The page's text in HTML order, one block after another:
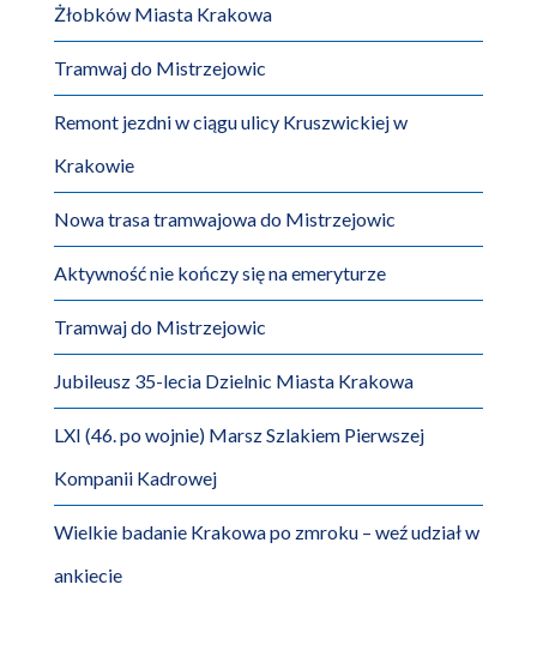
Żłobków Miasta Krakowa
Tramwaj do Mistrzejowic
Remont jezdni w ciągu ulicy Kruszwickiej w
Krakowie
Nowa trasa tramwajowa do Mistrzejowic
Aktywność nie kończy się na emeryturze
Tramwaj do Mistrzejowic
Jubileusz 35-lecia Dzielnic Miasta Krakowa
LXI (46. po wojnie) Marsz Szlakiem Pierwszej
Kompanii Kadrowej
Wielkie badanie Krakowa po zmroku – weź udział w
ankiecie